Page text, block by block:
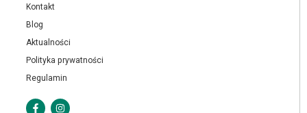
Kontakt
Blog
Aktualności
Polityka prywatności
Regulamin